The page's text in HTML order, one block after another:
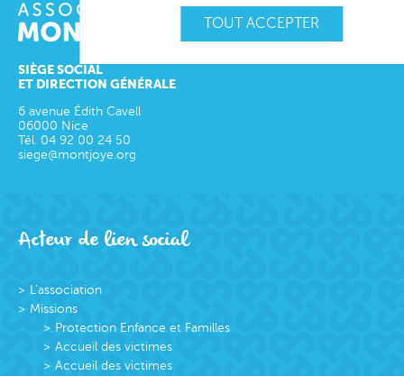
SIÈGE SOCIAL
ET DIRECTION GÉNÉRALE
6 avenue Édith Cavell
06000 Nice
Tél. 04 92 00 24 50
siege@montjoye.org
Acteur de lien social
L’association
Missions
Protection Enfance et Familles
Accueil des victimes
Accueil des victimes
TOUT ACCEPTER